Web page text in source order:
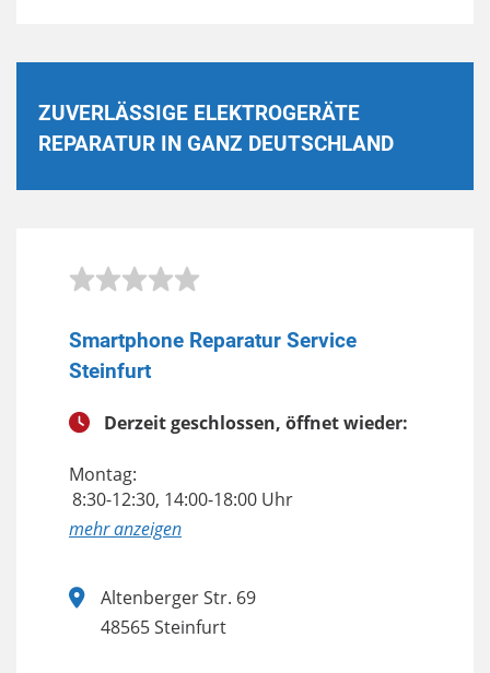
ZUVERLÄSSIGE ELEKTROGERÄTE
REPARATUR IN GANZ DEUTSCHLAND
Smartphone Reparatur Service
Steinfurt
Derzeit geschlossen, öffnet wieder:
Montag:
8:30-12:30, 14:00-18:00 Uhr
anzeigen
Altenberger Str. 69
48565 Steinfurt